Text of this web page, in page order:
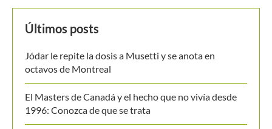
Últimos posts
octavos de Montreal
1996: Conozca de que se trata